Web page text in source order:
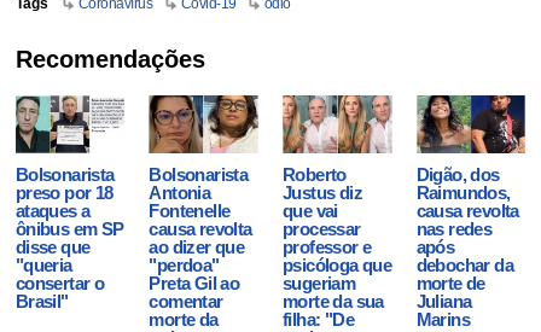
Recomendações
Bolsonarista
preso por 18
ataques a
ônibus em SP
disse que
"queria
consertar o
Brasil"
Bolsonarista
Antonia
Fontenelle
causa revolta
ao dizer que
"perdoa"
Preta Gil ao
comentar
morte da
Roberto
Justus diz
que vai
processar
professor e
psicóloga que
sugeriam
morte da sua
filha: "De
Digão, dos
Raimundos,
causa revolta
nas redes
após
debochar da
morte de
Juliana
Marins